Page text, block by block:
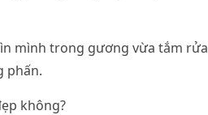
mình trong gương vừa tắm
phấn.
không?